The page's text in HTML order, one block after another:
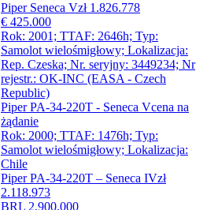
Piper Seneca Vzł 1.826.778
€ 425.000
Rok: 2001; TTAF: 2646h; Typ:
Samolot wielośmigłowy; Lokalizacja:
Rep. Czeska; Nr. seryjny: 3449234; Nr
rejestr.: OK-INC (EASA - Czech
Republic)
Piper PA-34-220T - Seneca Vcena na
żądanie
Rok: 2000; TTAF: 1476h; Typ:
Samolot wielośmigłowy; Lokalizacja:
Chile
Piper PA-34-220T – Seneca IVzł
2.118.973
BRL 2.900.000